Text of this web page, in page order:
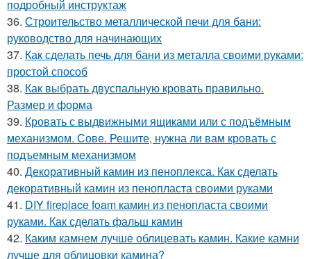
подробный инструктаж
36. Строительство металлической печи для бани:
руководство для начинающих
37. Как сделать печь для бани из металла своими руками:
простой способ
38. Как выбрать двуспальную кровать правильно.
Размер и форма
39. Кровать с выдвижными ящиками или с подъёмным
механизмом. Сове. Решите, нужна ли вам кровать с
подъемным механизмом
40. Декоративный камин из пеноплекса. Как сделать
декоративный камин из пенопласта своими руками
41. DIY fireplace foam камин из пенопласта своими
руками. Как сделать фальш камин
42. Каким камнем лучше облицевать камин. Какие камни
лучше для облицовки камина?